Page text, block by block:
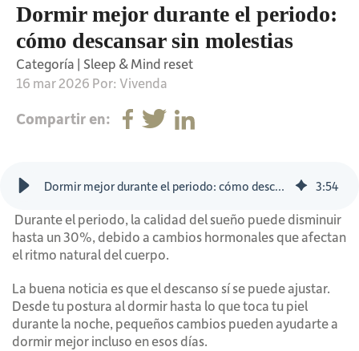
Dormir mejor durante el periodo:
cómo descansar sin molestias
Categoría | Sleep & Mind reset
16 mar 2026 Por: Vivenda
Compartir en:
Dormir mejor durante el periodo: cómo descansar sin molestias 3:54
Durante el periodo, la calidad del sueño puede disminuir
hasta un 30%, debido a cambios hormonales que afectan
el ritmo natural del cuerpo.
La buena noticia es que el descanso sí se puede ajustar.
Desde tu postura al dormir hasta lo que toca tu piel
durante la noche, pequeños cambios pueden ayudarte a
dormir mejor incluso en esos días.